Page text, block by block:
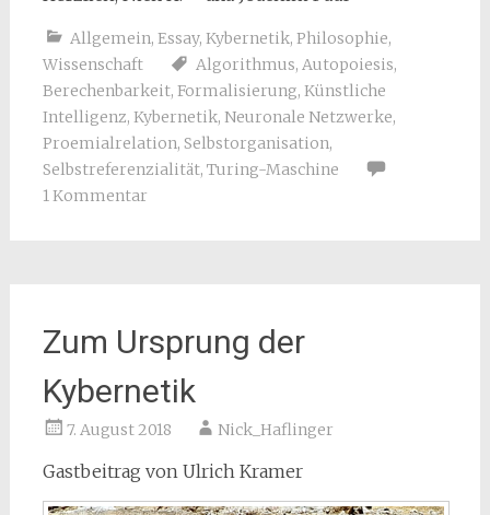
Allgemein, Essay, Kybernetik, Philosophie,
Wissenschaft
Algorithmus, Autopoiesis,
Berechenbarkeit, Formalisierung, Künstliche
Intelligenz, Kybernetik, Neuronale Netzwerke,
Proemialrelation, Selbstorganisation,
Selbstreferenzialität, Turing-Maschine
1 Kommentar
Zum Ursprung der
Kybernetik
7. August 2018 Nick_Haflinger
Gastbeitrag von Ulrich Kramer